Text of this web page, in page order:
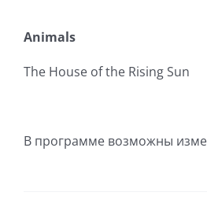
Animals
The House of the Rising Sun
В программе возможны